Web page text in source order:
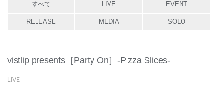
すべて LIVE EVENT
RELEASE MEDIA SOLO
vistlip presents［Party On］-Pizza Slices-
LIVE